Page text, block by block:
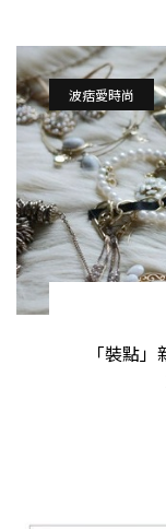
波痞愛時尚
「裝點